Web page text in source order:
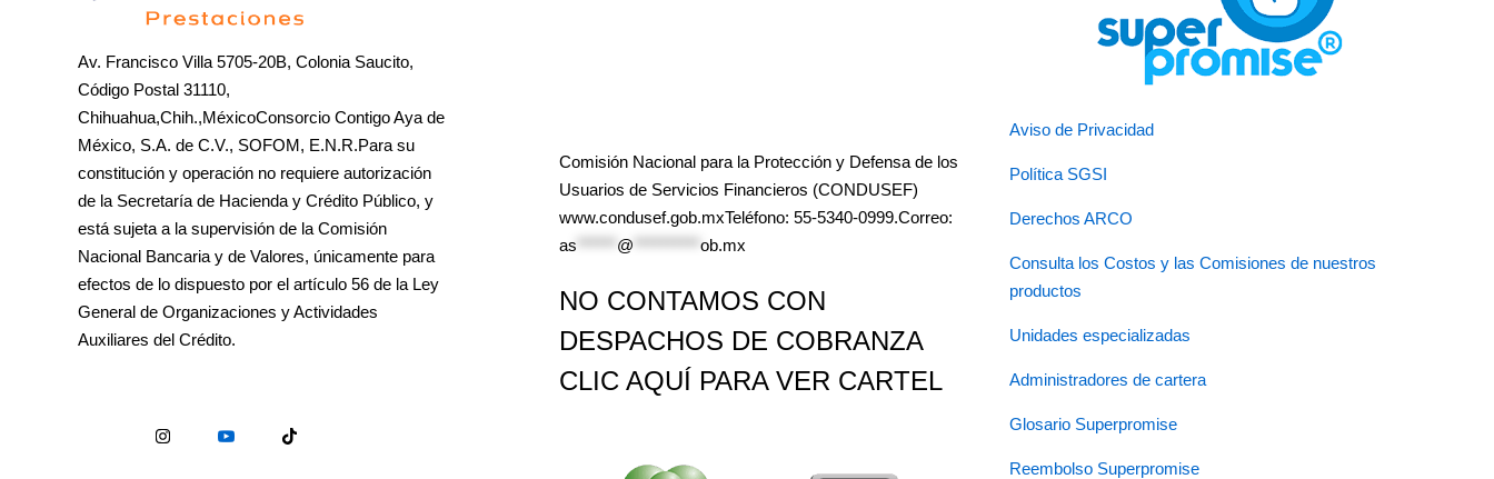
Av. Francisco Villa 5705-20B, Colonia Saucito,
Código Postal 31110,
Chihuahua,Chih.,MéxicoConsorcio Contigo Aya de
México, S.A. de C.V., SOFOM, E.N.R.Para su
constitución y operación no requiere autorización
de la Secretaría de Hacienda y Crédito Público, y
está sujeta a la supervisión de la Comisión
Nacional Bancaria y de Valores, únicamente para
efectos de lo dispuesto por el artículo 56 de la Ley
General de Organizaciones y Actividades
Auxiliares del Crédito.
Comisión Nacional para la Protección y Defensa de los
Usuarios de Servicios Financieros (CONDUSEF)
www.condusef.gob.mxTeléfono: 55-5340-0999.Correo:
as
@ ob.mx
NO CONTAMOS CON
DESPACHOS DE COBRANZA
CLIC AQUÍ PARA VER CARTEL
Aviso de Privacidad
Política SGSI
Derechos ARCO
Consulta los Costos y las Comisiones de nuestros
productos
Unidades especializadas
Administradores de cartera
Glosario Superpromise
Reembolso Superpromise